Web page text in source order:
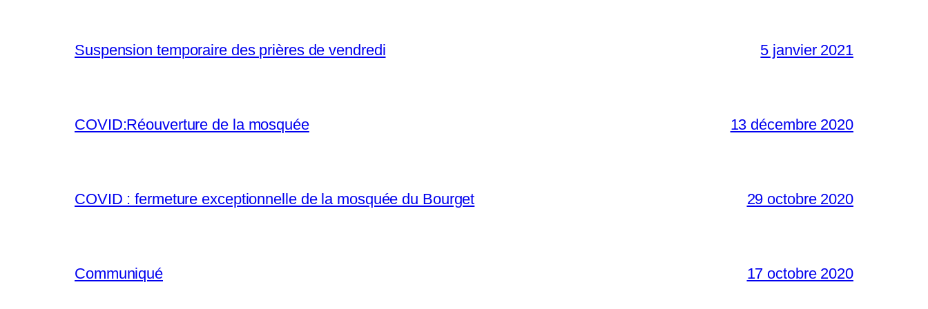
Suspension temporaire des prières de vendredi 5 janvier 2021
COVID:Réouverture de la mosquée 13 décembre 2020
COVID : fermeture exceptionnelle de la mosquée du Bourget 29 octobre 2020
Communiqué 17 octobre 2020